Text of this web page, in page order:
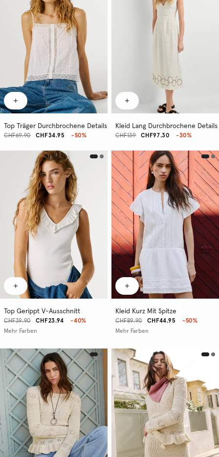
Top Träger Durchbrochene Details
CHF34.95
CHF69.90 -50%
Kleid Lang Durchbrochene Details
CHF97.30
CHF139 -30%
Top Gerippt V-Ausschnitt
CHF23.94
CHF39.90
-40%
Mehr Farben
Kleid Kurz Mit Spitze
CHF44.95
CHF89.90
-50%
Mehr Farben